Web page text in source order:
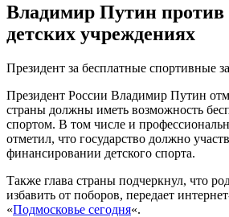
Владимир Путин против
детских учреждениях
Президент за бесплатные спортивные
Президент России Владимир Путин
страны должны иметь возможность
спортом. В том числе и
отметил, что государство должно
финансировании детского спорта.
Также глава страны подчеркнул, что
избавить от поборов, передает
«Подмосковье сегодня«.